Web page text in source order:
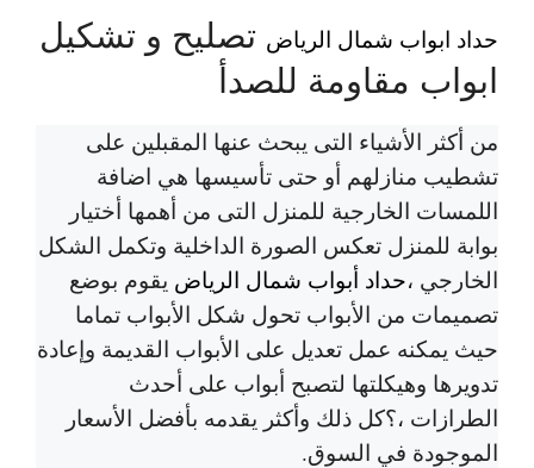
حداد ابواب شمال الرياض تصليح و تشكيل
ابواب مقاومة للصدأ
من أكثر الأشياء التى يبحث عنها المقبلين على
تشطيب منازلهم أو حتى تأسيسها هي اضافة
اللمسات الخارجية للمنزل التى من أهمها أختيار
بوابة للمنزل تعكس الصورة الداخلية وتكمل الشكل
الخارجي ،حداد أبواب شمال الرياض يقوم بوضع
تصميمات من الأبواب تحول شكل الأبواب تماما
حيث يمكنه عمل تعديل على الأبواب القديمة وإعادة
تدويرها وهيكلتها لتصبح أبواب على أحدث
الطرازات ،؟كل ذلك وأكثر يقدمه بأفضل الأسعار
الموجودة في السوق.